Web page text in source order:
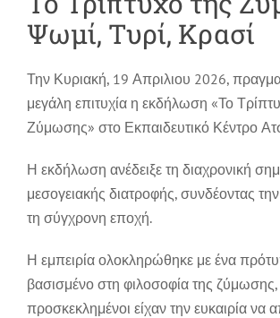
ΙΣΤΟΡΙΑ
ΣΕΜΙΝΑΡΙΑ/ΔΙΑΛΕΞΕΙΣ
ΙΣΤΟΡΙΚO ΕΚΔΗΛΩΣΕΩΝ
ΓΚΑΛΕΡΙ
Ψωμί, Τυρί, Κρασί
Την Κυριακή, 19 Απριλιου 2026,
μεγάλη επιτυχία η εκδήλωση «Το
Ζύμωσης» στο Εκπαιδευτικό Κέντρο
Η εκδήλωση ανέδειξε τη διαχρονική
μεσογειακής διατροφής, συνδέοντας
τη σύγχρονη εποχή.
Η εμπειρία ολοκληρώθηκε με ένα
βασισμένο στη φιλοσοφία της
προσκεκλημένοι είχαν την ευκαιρία να